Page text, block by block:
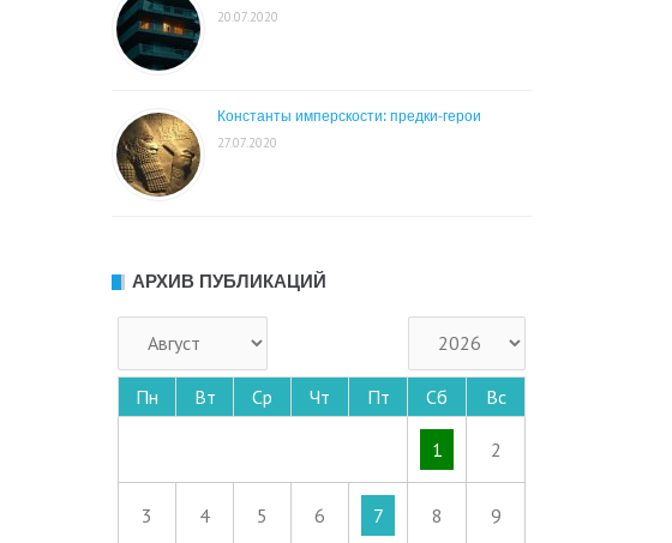
20.07.2020
Константы имперскости: предки-герои
27.07.2020
АРХИВ ПУБЛИКАЦИЙ
Пн Вт Ср Чт Пт Сб Вс
1 2
3 4 5 6 7 8 9